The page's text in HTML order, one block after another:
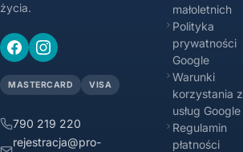
życia.
MASTERCARD VISA
790 219 220
rejestracja@pro-
małoletnich
Polityka
prywatności
Google
Warunki
korzystania z
usług Google
Regulamin
płatności